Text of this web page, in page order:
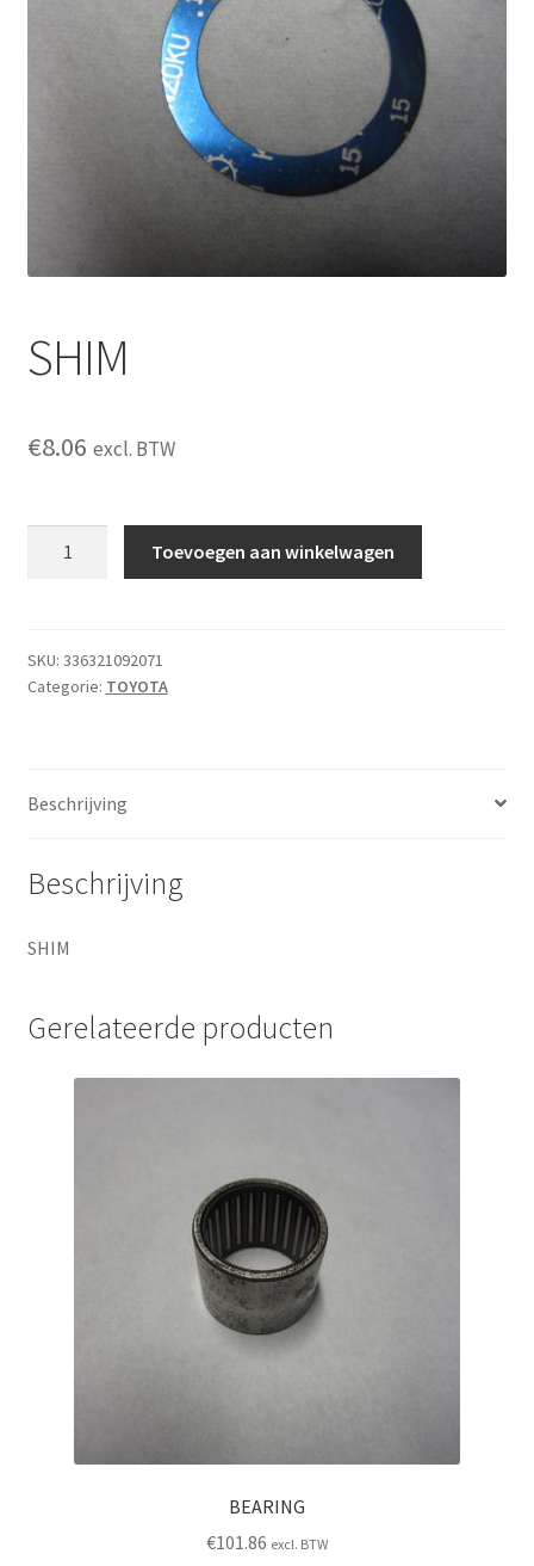
SHIM
€8.06 excl. BTW
Toevoegen aan winkelwagen
SKU: 336321092071
Categorie: TOYOTA
Beschrijving
Beschrijving
SHIM
Gerelateerde producten
BEARING
€101.86 excl. BTW